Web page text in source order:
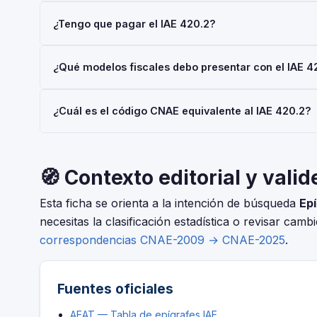
Actividades Económicas (IAE), gestionado por la
¿Tengo que pagar el IAE 420.2?
€/año también están exentas. No obstante, el alta en el
¿Qué modelos fiscales debo presentar con el IAE
Consulta con tu asesor fiscal para tu situación concreta.
¿Cuál es el código CNAE equivalente al IAE 420.2?
🧭 Contexto editorial y
Esta ficha se orienta a la intención de búsqueda
necesitas la clasificación estadística o revisar
correspondencias CNAE-2009 → CNAE-2025.
Fuentes oficiales